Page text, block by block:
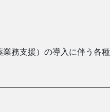
務支援）の導入に伴う各